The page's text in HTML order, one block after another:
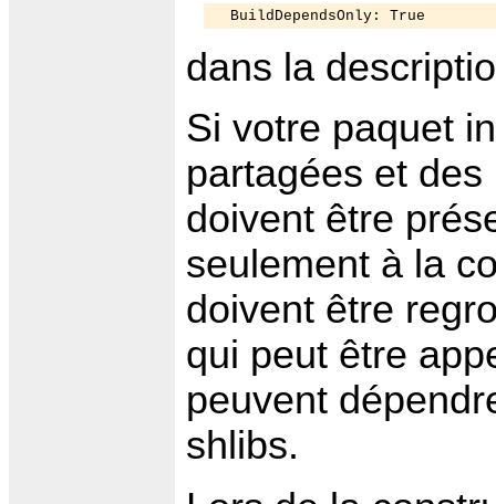
dans la
Si votre paquet
partagées et
doivent être
seulement à la
doivent être
qui peut être
peuvent
shlibs.